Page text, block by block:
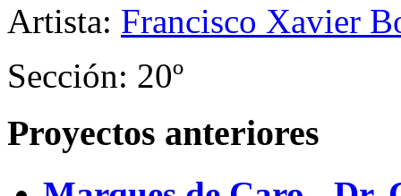
Artista: Francisco Xavier
Sección: 20º
Proyectos anteriores